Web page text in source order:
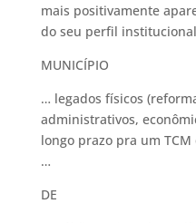
mais positivamente
do seu perfil
MUNICÍPIO
… legados físicos
administrativos,
longo prazo pra um
…
DE